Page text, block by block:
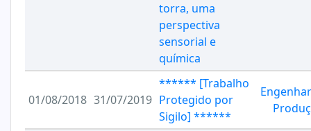
torra, uma
perspectiva
sensorial e
química
01/08/2018 31/07/2019
****** [Trabalho
Protegido por
Sigilo] ******